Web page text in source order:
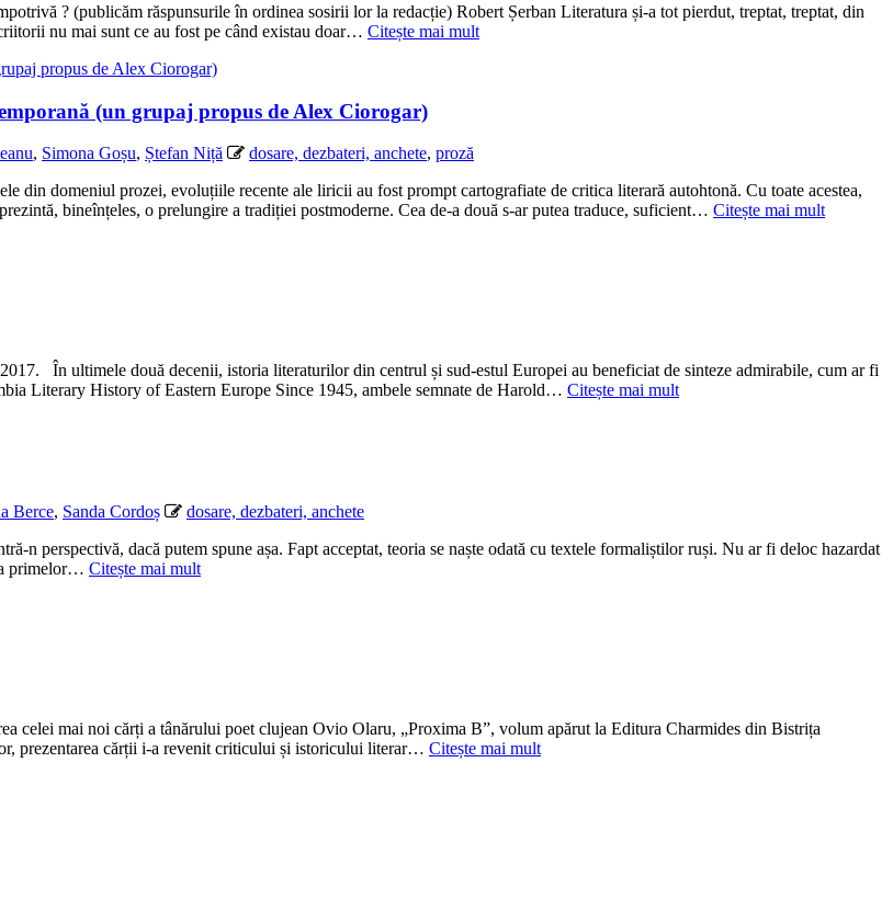
? (publicăm răspunsurile în ordinea sosirii lor la redacție) Robert Șerban Literatura și-a tot pierdut, treptat, treptat, din
nu mai sunt ce au fost pe când existau doar… Citește mai mult
(un grupaj propus de Alex Ciorogar)
, Simona Goșu, Ștefan Niță dosare, dezbateri, anchete, proză
prozei, evoluțiile recente ale liricii au fost prompt cartografiate de critica literară autohtonă. Cu toate acestea,
bineînțeles, o prelungire a tradiției postmoderne. Cea de-a două s-ar putea traduce, suficient… Citește mai mult
În ultimele două decenii, istoria literaturilor din centrul și sud-estul Europei au beneficiat de sinteze admirabile, cum ar fi
Literary History of Eastern Europe Since 1945, ambele semnate de Harold… Citește mai mult
Berce, Sanda Cordoș
dosare, dezbateri, anchete
perspectivă, dacă putem spune așa. Fapt acceptat, teoria se naște odată cu textele formaliștilor ruși. Nu ar fi deloc hazardat
primelor… Citește mai mult
celei mai noi cărți a tânărului poet clujean Ovio Olaru, „Proxima B”, volum apărut la Editura Charmides din Bistrița
prezentarea cărții i-a revenit criticului și istoricului literar… Citește mai mult